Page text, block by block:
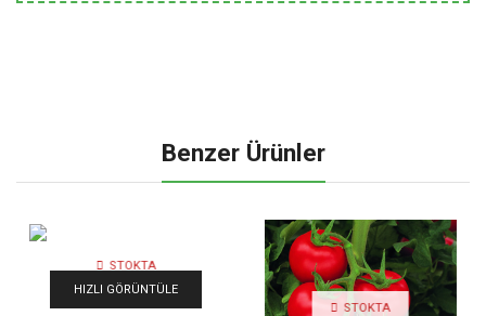
Benzer Ürünler
STOKTA
YOK
HIZLI GÖRÜNTÜLE
STOKTA